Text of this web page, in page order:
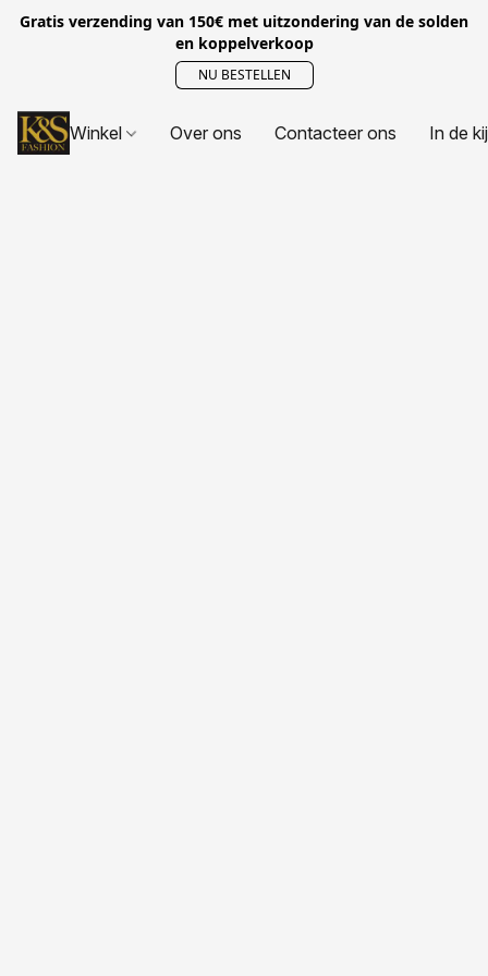
Gratis verzending van 150€ met uitzondering van de solden
en koppelverkoop
NU BESTELLEN
Winkel Over ons Contacteer ons In de